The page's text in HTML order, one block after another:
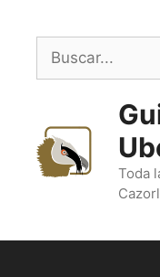
contenido
Buscar:
Toda